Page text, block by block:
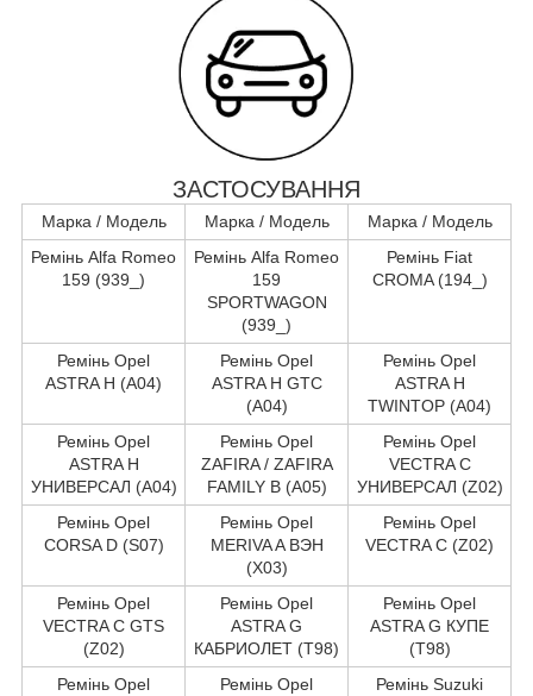
ЗАСТОСУВАННЯ
Марка / Модель Марка / Модель
Марка / Модель
Ремінь Alfa Romeo
159 (939_)
Ремінь Alfa Romeo
159
SPORTWAGON
(939_)
Ремінь Fiat
CROMA (194_)
Ремінь Opel
ASTRA H (A04)
Ремінь Opel
ASTRA H GTC
(A04)
Ремінь Opel
ASTRA H
TWINTOP (A04)
Ремінь Opel
ASTRA H
УНИВЕРСАЛ (A04)
Ремінь Opel
ZAFIRA / ZAFIRA
FAMILY B (A05)
Ремінь Opel
VECTRA C
УНИВЕРСАЛ (Z02)
Ремінь Opel
CORSA D (S07)
Ремінь Opel
MERIVA A ВЭН
(X03)
Ремінь Opel
VECTRA C (Z02)
Ремінь Opel
VECTRA C GTS
(Z02)
Ремінь Opel
ASTRA G
КАБРИОЛЕТ (T98)
Ремінь Opel
ASTRA G КУПЕ
(T98)
Ремінь Opel
Ремінь Opel
Ремінь Suzuki